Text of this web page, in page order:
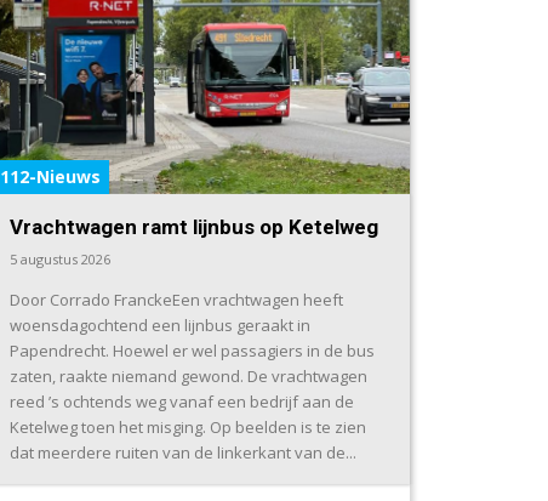
112-Nieuws
Vrachtwagen ramt lijnbus op Ketelweg
5 augustus 2026
Door Corrado FranckeEen vrachtwagen heeft
woensdagochtend een lijnbus geraakt in
Papendrecht. Hoewel er wel passagiers in de bus
zaten, raakte niemand gewond. De vrachtwagen
reed ’s ochtends weg vanaf een bedrijf aan de
Ketelweg toen het misging. Op beelden is te zien
dat meerdere ruiten van de linkerkant van de...